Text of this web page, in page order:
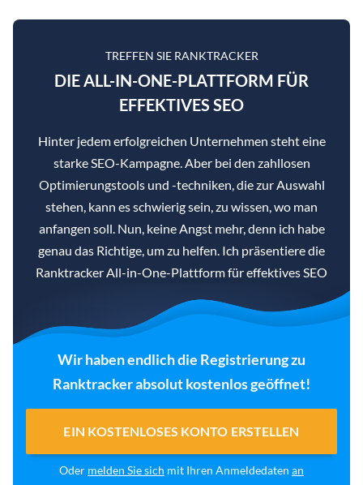
TREFFEN SIE RANKTRACKER
DIE ALL-IN-ONE-PLATTFORM FÜR
EFFEKTIVES SEO
Hinter jedem erfolgreichen Unternehmen steht eine
starke SEO-Kampagne. Aber bei den zahllosen
Optimierungstools und -techniken, die zur Auswahl
stehen, kann es schwierig sein, zu wissen, wo man
anfangen soll. Nun, keine Angst mehr, denn ich habe
genau das Richtige, um zu helfen. Ich präsentiere die
Ranktracker All-in-One-Plattform für effektives SEO
Wir haben endlich die Registrierung zu
Ranktracker absolut kostenlos geöffnet!
EIN KOSTENLOSES KONTO ERSTELLEN
Oder melden Sie sich mit Ihren Anmeldedaten an